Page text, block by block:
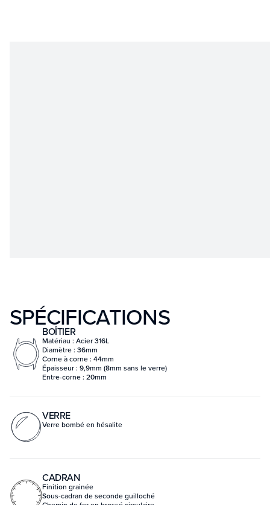
SPÉCIFICATIONS
BOÎTIER
Matériau : Acier 316L
Diamètre : 36mm
Corne à corne : 44mm
Épaisseur : 9,9mm (8mm sans le verre)
Entre-corne : 20mm
VERRE
Verre bombé en hésalite
CADRAN
Finition grainée
Sous-cadran de seconde guilloché